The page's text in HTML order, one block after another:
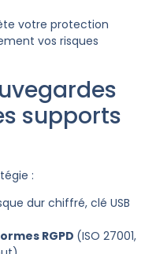
votre protection
vos risques
supports
:
dur chiffré, clé USB
RGPD (ISO 27001,